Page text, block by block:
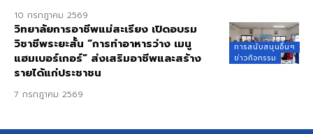
10 กรกฎาคม 2569
การสนับสนุนอื่นๆ
ข่าวกิจกรรม
วิทยาลัยการอาชีพแม่สะเรียง เปิดอบรม
วิชาชีพระยะสั้น “การทำอาหารว่าง เมนู
แฮมเบอร์เกอร์” ส่งเสริมอาชีพและสร้าง
รายได้แก่ประชาชน
7 กรกฎาคม 2569